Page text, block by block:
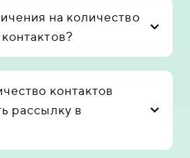
на количество
контактов
рассылку в